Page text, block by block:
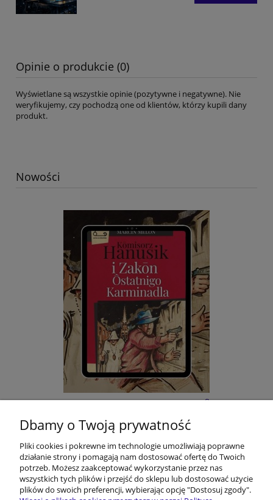
Opinie o produkcie (0)
Wyświetlane są wszystkie opinie (pozytywne i negatywne). Nie
weryfikujemy, czy pochodzą one od klientów, którzy kupili dany
produkt.
Nowości
E-BOOK: Kōmisorz Hanusik i Zakōn Ôstatnigo
Karminadla - M. Melon
22,00 zł
do koszyka
Dbamy o Twoją prywatność
Pliki cookies i pokrewne im technologie umożliwiają poprawne
działanie strony i pomagają nam dostosować ofertę do Twoich
potrzeb. Możesz zaakceptować wykorzystanie przez nas
wszystkich tych plików i przejść do sklepu lub dostosować użycie
plików do swoich preferencji, wybierając opcję "Dostosuj zgody".